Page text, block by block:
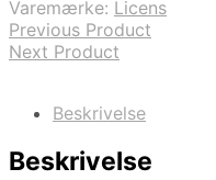
Varemærke: Licens
Previous Product
Next Product
Beskrivelse
Beskrivelse